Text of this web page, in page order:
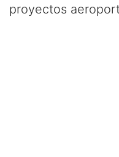
proyectos